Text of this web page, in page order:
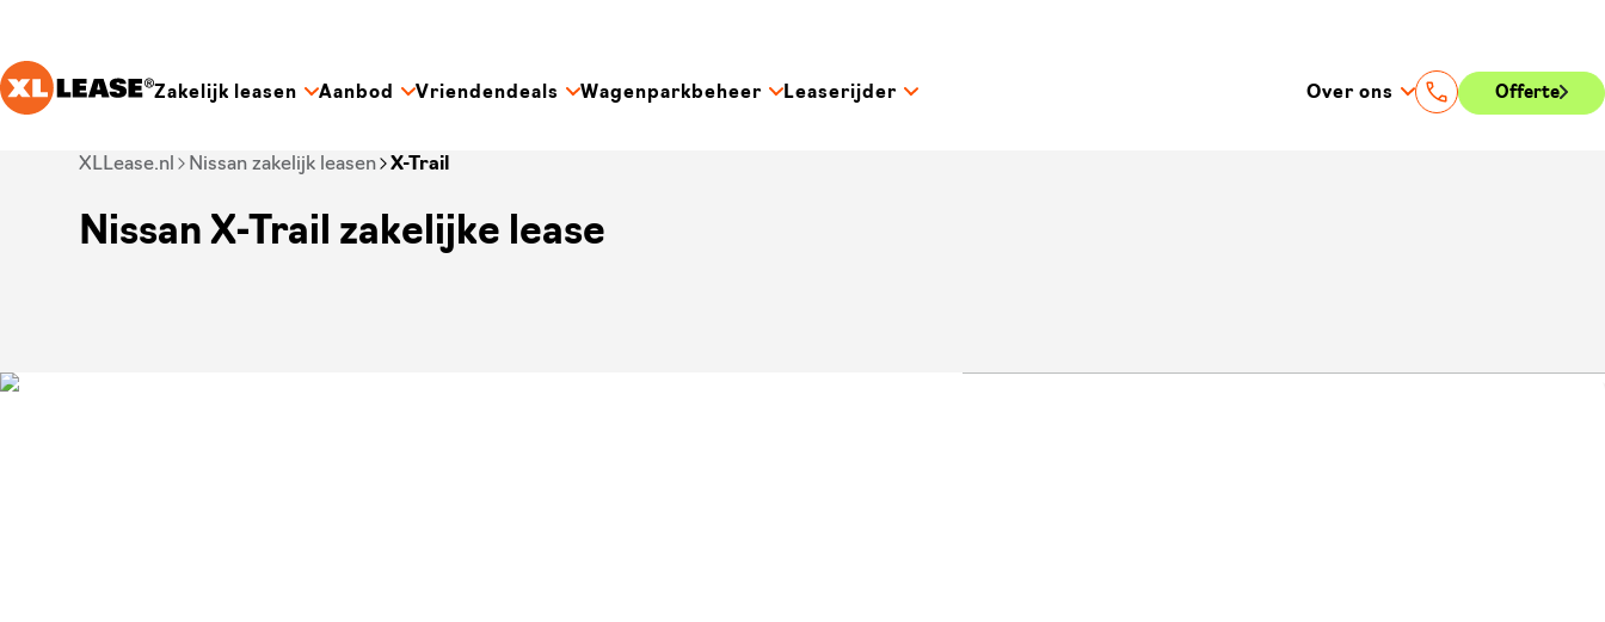
Zakelijk leasen Aanbod Vriendendeals Wagenparkbeheer Leaserijder Over ons Offerte
Je bent nu voorbij het hoofdmenu
XLLease.nl Nissan zakelijk leasen X-Trail
Nissan X-Trail zakelijke lease